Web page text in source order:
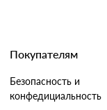
Покупателям
Безопасность и
конфедициальность